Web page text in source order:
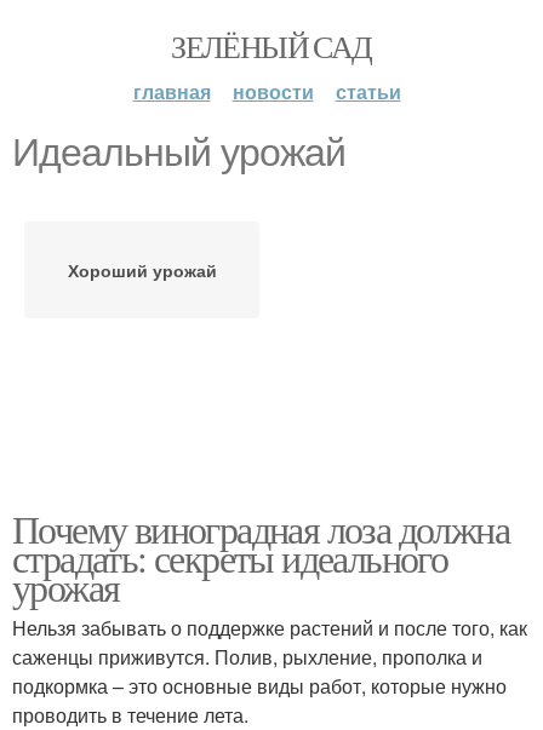
ЗЕЛЁНЫЙ САД
главная новости статьи
Идеальный урожай
Хороший урожай
Почему виноградная лоза должна
страдать: секреты идеального
урожая
Нельзя забывать о поддержке растений и после того, как
саженцы приживутся. Полив, рыхление, прополка и
подкормка – это основные виды работ, которые нужно
проводить в течение лета.